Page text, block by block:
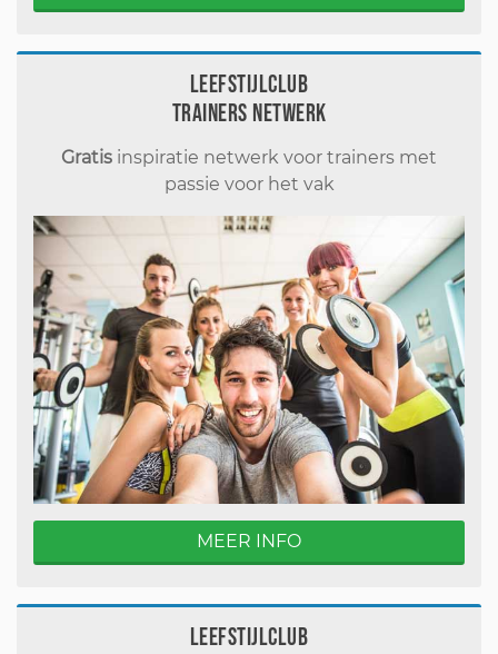
Leefstijlclub
Trainers Netwerk
Gratis inspiratie netwerk voor trainers met
passie voor het vak
MEER INFO
Leefstijlclub